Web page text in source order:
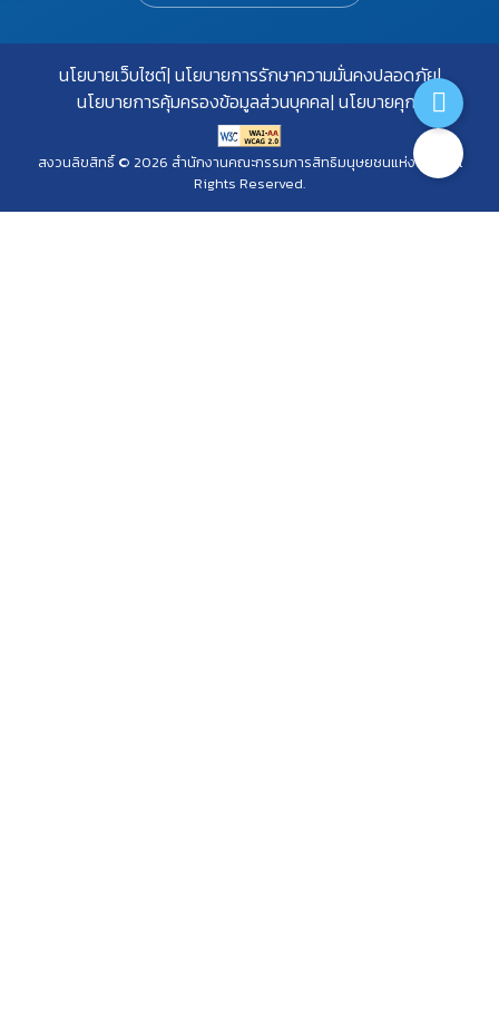
นโยบายเว็บไซต์ นโยบายการรักษาความมั่นคงปลอดภัย
นโยบายการคุ้มครองข้อมูลส่วนบุคคล นโยบายคุกกี้
สงวนลิขสิทธิ์ © 2026 สำนักงานคณะกรรมการสิทธิมนุษยชนแห่งชาติ. All
Rights Reserved.